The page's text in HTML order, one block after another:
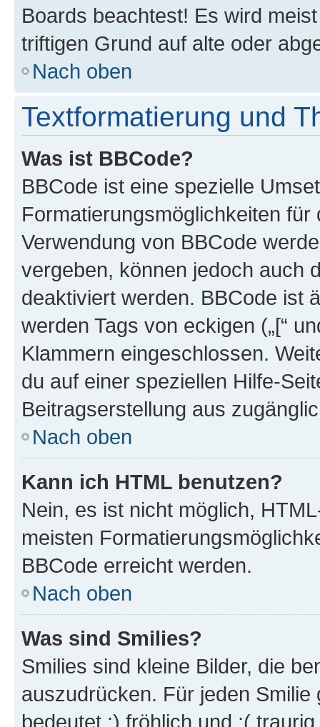
Boards beachtest! Es wird
triftigen Grund auf alte oder
Nach oben
Textformatierung und
Was ist BBCode?
BBCode ist eine spezielle
Formatierungsmöglichkeiten
Verwendung von BBCode
vergeben, können jedoch auch
deaktiviert werden. BBCode ist
werden Tags von eckigen („[“
Klammern eingeschlossen.
du auf einer speziellen Hilfe-
Beitragserstellung aus
Nach oben
Kann ich HTML benutzen?
Nein, es ist nicht möglich,
meisten
BBCode erreicht werden.
Nach oben
Was sind Smilies?
Smilies sind kleine Bilder, die
auszudrücken. Für jeden
bedeutet :) fröhlich und :(